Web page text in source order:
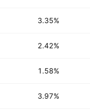
3.35%
2.42%
1.58%
3.97%